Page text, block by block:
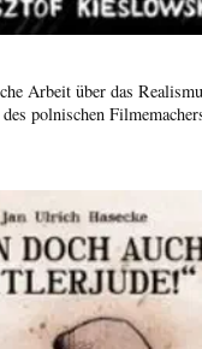
Arbeit über das
des polnischen